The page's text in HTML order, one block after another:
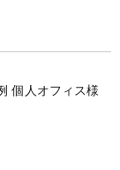
個人オフィス様